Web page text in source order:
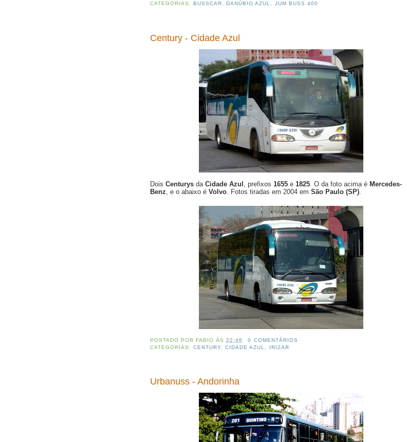
CATEGORIAS:BUSSCAR ,DANÚBIO AZUL JUM BUSS 400
Century - Cidade Azul
Dois Centurys da Cidade Azul , prefixos 1655 e 1825 . O da foto acima é Mercedes-
Benz , e o abaixo é Volvo . Fotos tiradas em 2004 em São Paulo (SP)
POSTADO PORFABIO ÀS22:46
0 COMENTÁRIOS
CATEGORIAS:CENTURY ,CIDADE AZUL IRIZAR
Urbanuss - Andorinha